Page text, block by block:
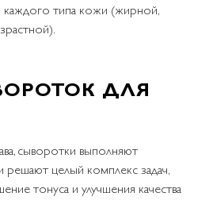
типа кожи (жирной,
ДЛЯ
сыворотки выполняют
решают целый комплекс задач,
тонуса и улучшения качества